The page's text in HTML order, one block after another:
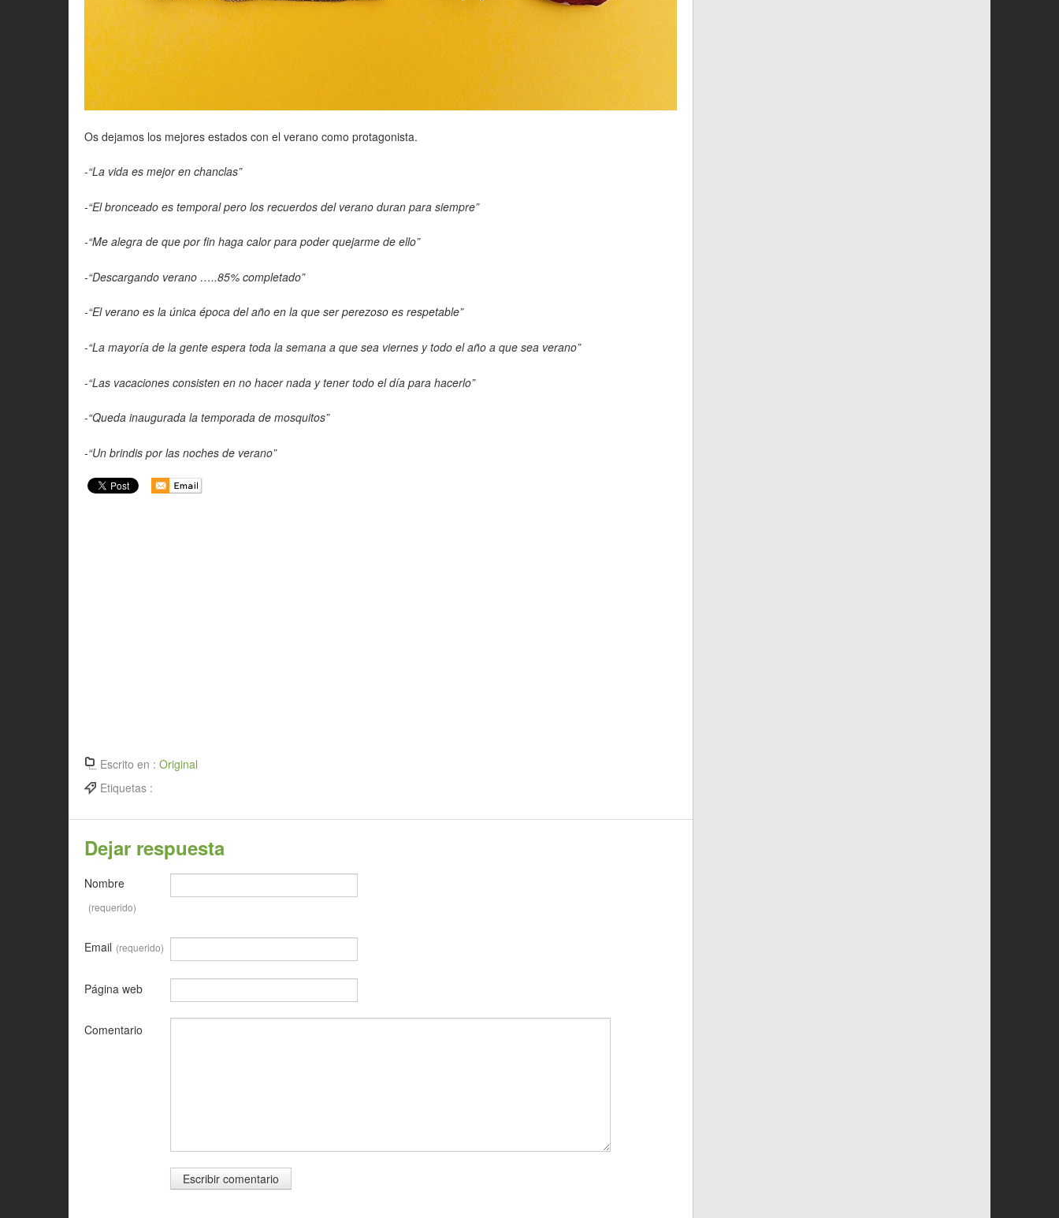
Os dejamos los mejores estados con el verano como protagonista.
-“La vida es mejor en chanclas”
-“El bronceado es temporal pero los recuerdos del verano duran para siempre”
-“Me alegra de que por fin haga calor para poder quejarme de ello”
-“Descargando verano …..85% completado”
-“El verano es la única época del año en la que ser perezoso es respetable”
-“La mayoría de la gente espera toda la semana a que sea viernes y todo el año a que sea verano”
-“Las vacaciones consisten en no hacer nada y tener todo el día para hacerlo”
-“Queda inaugurada la temporada de mosquitos”
-“Un brindis por las noches de verano”
Escrito en : Original
Etiquetas :
Dejar respuesta
Nombre
(requerido)
Email (requerido)
Página web
Comentario